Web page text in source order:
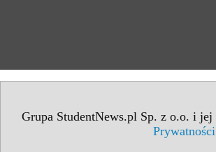
Grupa StudentNews.pl Sp. z o.o. i
Prywatności